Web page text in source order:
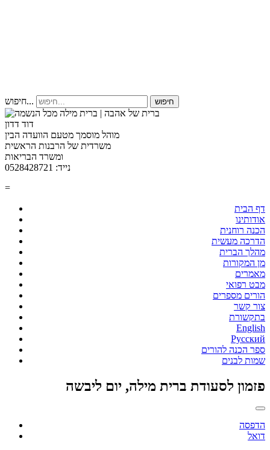
חיפוש... חיפוש
דוד דדון
מוהל מוסמך מטעם הוועדה הבין
משרדית של הרבנות הראשית
ומשרד הבריאות
נייד: 0528428721
=
דף הבית
אודותינו
הכנה רוחנית
הדרכה מעשית
מהלך הברית
מן המקורות
מאמרים
מבט רפואי
הורים מספרים
צור קשר
בתקשורת
English
Русский
ספר הכנה להורים
שמות לבנים
פזמון לסעודת ברית מילה, יום ליבשה
הדפסה
דואל